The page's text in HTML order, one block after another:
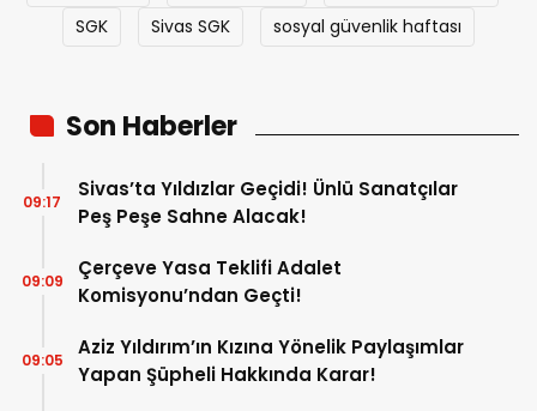
SGK
Sivas SGK sosyal güvenlik haftası
Son Haberler
Sivas’ta Yıldızlar Geçidi! Ünlü Sanatçılar
Peş Peşe Sahne Alacak!
09:17
Çerçeve Yasa Teklifi Adalet
Komisyonu’ndan Geçti!
09:09
Aziz Yıldırım’ın Kızına Yönelik Paylaşımlar
Yapan Şüpheli Hakkında Karar!
09:05